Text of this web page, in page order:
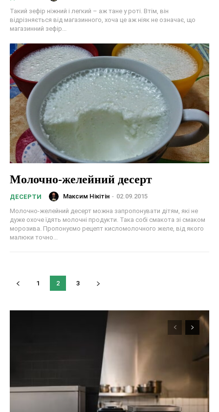
Такий зефір ніжний і легкий – аж тане у роті. Втім, він
відрізняється від магазинного, хоча це аж ніяк не означає, що
магазинний зефір...
Молочно-желейний десерт
ДЕСЕРТИ Максим Нікітін - 02.09.2015
Молочно-желейний десерт можна запропонувати дітям, які не
дуже охоче їдять молочні продукти. Така собі смакота зі смаком
морозива. Пропонуємо рецепт кисломолочного желе, від якого
малюки точно...
1 2 3